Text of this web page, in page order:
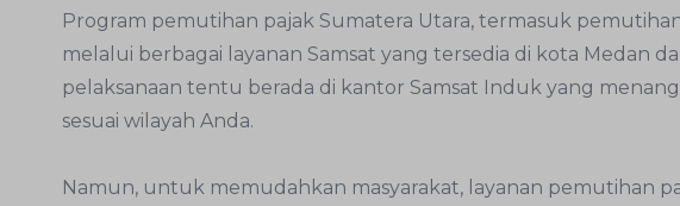
Program pemutihan pajak Sumatera Utara, termasuk
melalui berbagai layanan Samsat yang tersedia di kota Medan
pelaksanaan tentu berada di kantor Samsat Induk yang
sesuai wilayah Anda.
Namun, untuk memudahkan masyarakat, layanan pemutihan